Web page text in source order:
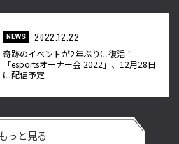
NEWS
2022.12.22
奇跡のイベントが2年ぶりに復活！
「esportsオーナー会 2022」、12月28日
に配信予定
っと見る